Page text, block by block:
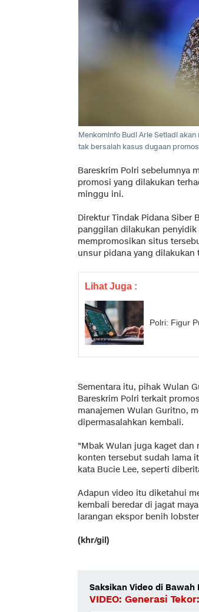
Menkominfo Budi Arie Setiadi
tak bersalah kasus dugaan
Bareskrim Polri sebelumnya
promosi yang dilakukan
minggu ini.
Direktur Tindak Pidana Siber
panggilan dilakukan
mempromosikan situs
unsur pidana yang
Lihat Juga :
Polri: Figur
Sementara itu, pihak Wulan
Bareskrim Polri terkait
manajemen Wulan Guritno,
dipermasalahkan kembali.
"Mbak Wulan juga kaget dan
konten tersebut sudah lama
kata Bucie Lee, seperti
Adapun video itu diketahui
kembali beredar di jagat
larangan ekspor benih
(khr/gil)
Saksikan Video di Bawah
VIDEO: Generasi